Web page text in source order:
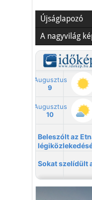
Újságlapozó
A nagyvilág